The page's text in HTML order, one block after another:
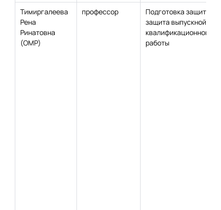
Тимиргалеева
Рена
Ринатовна
(ОМР)
профессор
Подготовка защиты и
защита выпускной
квалификационной
работы